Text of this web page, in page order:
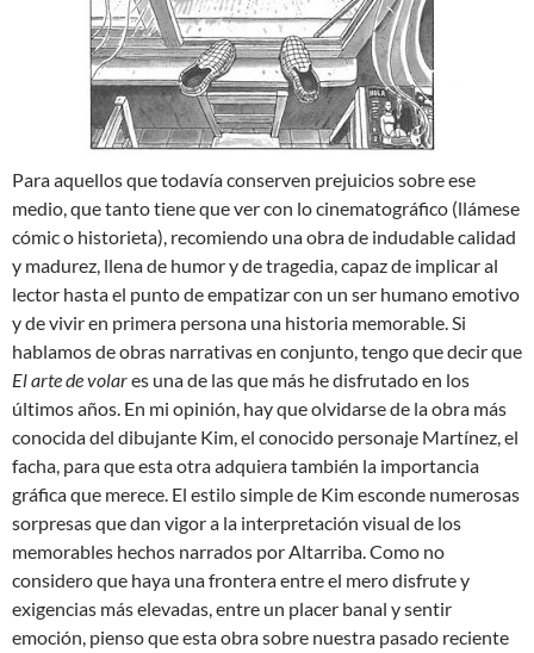
Para aquellos que todavía conserven prejuicios sobre ese
medio, que tanto tiene que ver con lo cinematográfico (llámese
cómic o historieta), recomiendo una obra de indudable calidad
y madurez, llena de humor y de tragedia, capaz de implicar al
lector hasta el punto de empatizar con un ser humano emotivo
y de vivir en primera persona una historia memorable. Si
hablamos de obras narrativas en conjunto, tengo que decir que
El arte de volares una de las que más he disfrutado en los
últimos años. En mi opinión, hay que olvidarse de la obra más
conocida del dibujante Kim, el conocido personaje Martínez, el
facha, para que esta otra adquiera también la importancia
gráfica que merece. El estilo simple de Kim esconde numerosas
sorpresas que dan vigor a la interpretación visual de los
memorables hechos narrados por Altarriba. Como no
considero que haya una frontera entre el mero disfrute y
exigencias más elevadas, entre un placer banal y sentir
emoción, pienso que esta obra sobre nuestra pasado reciente